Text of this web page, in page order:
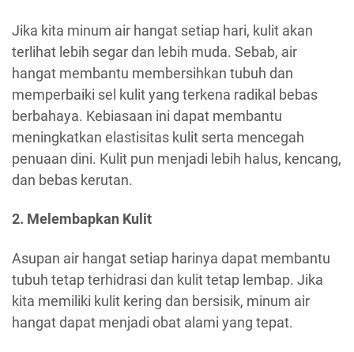
Jika kita minum air hangat setiap hari, kulit akan
terlihat lebih segar dan lebih muda. Sebab, air
hangat membantu membersihkan tubuh dan
memperbaiki sel kulit yang terkena radikal bebas
berbahaya. Kebiasaan ini dapat membantu
meningkatkan elastisitas kulit serta mencegah
penuaan dini. Kulit pun menjadi lebih halus, kencang,
dan bebas kerutan.
2. Melembapkan Kulit
Asupan air hangat setiap harinya dapat membantu
tubuh tetap terhidrasi dan kulit tetap lembap. Jika
kita memiliki kulit kering dan bersisik, minum air
hangat dapat menjadi obat alami yang tepat.